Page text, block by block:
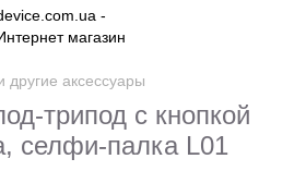
другие аксессуары
трипод с кнопкой
селфи-палка L01